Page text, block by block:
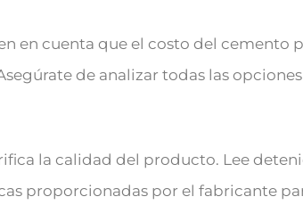
en cuenta que el costo del cemento
de analizar todas las
la calidad del producto. Lee
proporcionadas por el fabricante